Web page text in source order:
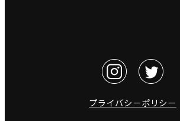
プライバシーポリシー